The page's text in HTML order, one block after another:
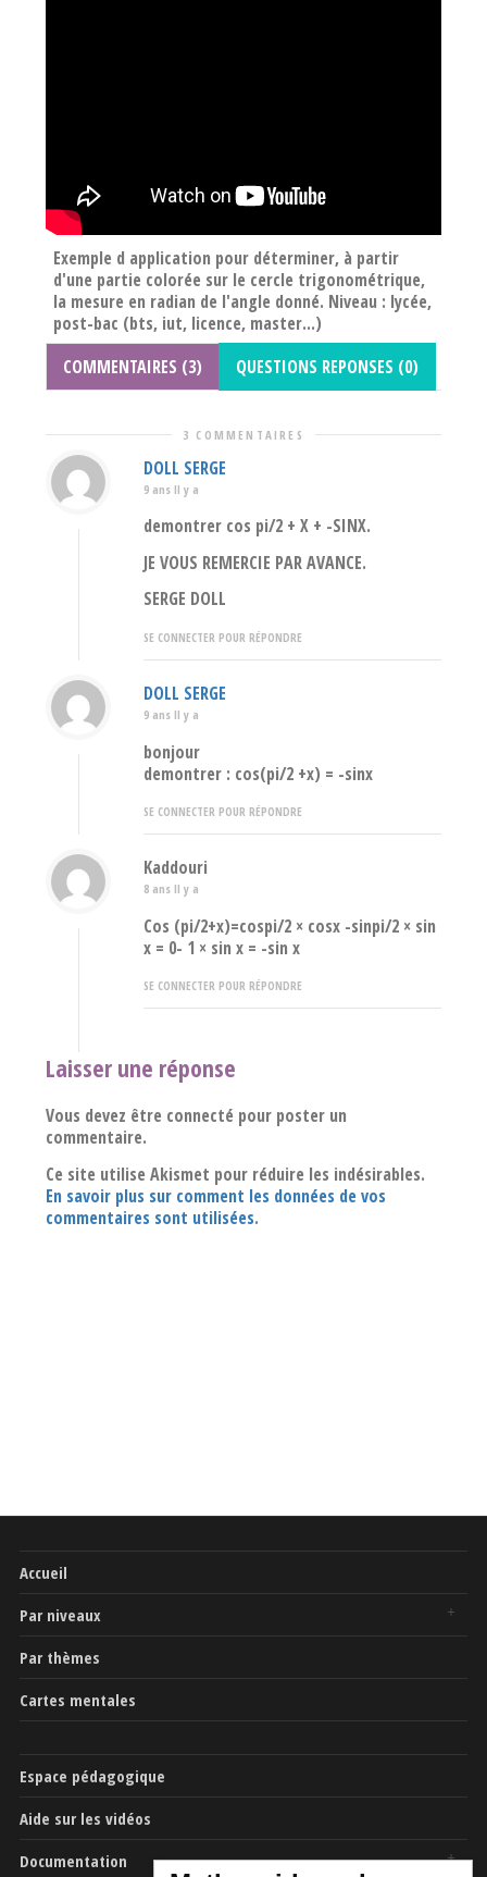
Exemple d application pour déterminer, à partir
d'une partie colorée sur le cercle trigonométrique,
la mesure en radian de l'angle donné. Niveau : lycée,
post-bac (bts, iut, licence, master...)
COMMENTAIRES (3)
QUESTIONS REPONSES (0)
3 COMMENTAIRES
DOLL SERGE
9 ans Il y a
demontrer cos pi/2 + X + -SINX.
JE VOUS REMERCIE PAR AVANCE.
SERGE DOLL
SE CONNECTER POUR RÉPONDRE
DOLL SERGE
9 ans Il y a
bonjour
demontrer : cos(pi/2 +x) = -sinx
SE CONNECTER POUR RÉPONDRE
Kaddouri
8 ans Il y a
Cos (pi/2+x)=cospi/2 × cosx -sinpi/2 × sin
x = 0- 1 × sin x = -sin x
SE CONNECTER POUR RÉPONDRE
Laisser une réponse
Vous devez être connecté pour poster un
commentaire.
Ce site utilise Akismet pour réduire les indésirables.
En savoir plus sur comment les données de vos
commentaires sont utilisées.
Accueil
Par niveaux
Par thèmes
Cartes mentales
Espace pédagogique
Aide sur les vidéos
Documentation